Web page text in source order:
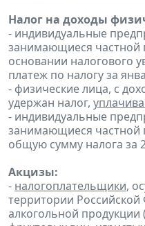
Налог на доходы
- индивидуальные
занимающиеся частной
основании налогового
платеж по налогу за
- физические лица, с
удержан налог,
- индивидуальные
занимающиеся частной
общую сумму налога за
Акцизы:
- налогоплательщики,
территории
алкогольной